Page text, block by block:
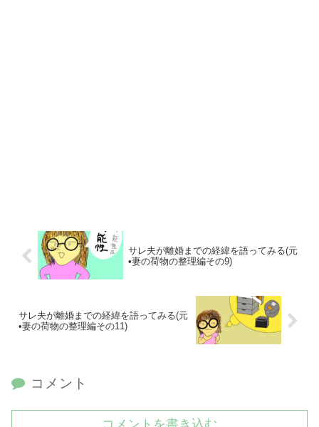
サレ夫が離婚までの経緯を語ってみる(元
•妻の荷物の整理編その9)
サレ夫が離婚までの経緯を語ってみる(元
•妻の荷物の整理編その11)
コメント
コメントを書き込む